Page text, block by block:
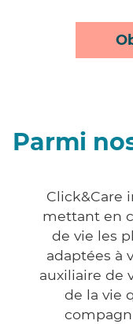
Parmi
Click&Care
mettant en
de vie les
adaptées à
auxiliaire de
de la vie